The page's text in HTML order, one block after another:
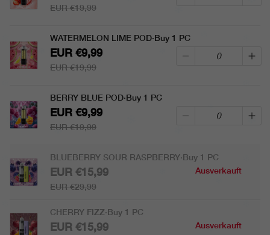
EUR €19,99
WATERMELON LIME POD·Buy 1 PC
EUR €9,99
EUR €19,99
BERRY BLUE POD·Buy 1 PC
EUR €9,99
EUR €19,99
BLUEBERRY SOUR RASPBERRY·Buy 1 PC
EUR €15,99
EUR €29,99
Ausverkauft
CHERRY FIZZ·Buy 1 PC
EUR €15,99 Ausverkauft